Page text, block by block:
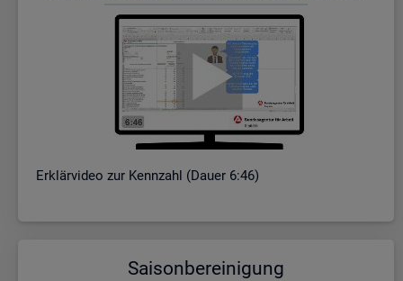
Er­klär­vi­deo zur Kenn­zahl (Dauer 6:46)
Sai­son­be­rei­ni­gung